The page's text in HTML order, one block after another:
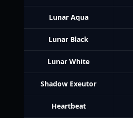
Lunar Aqua
Lunar Black
Lunar White
Shadow Exeutor
Heartbeat